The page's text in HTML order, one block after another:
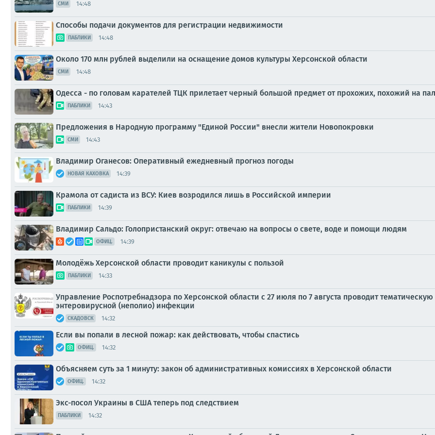
СМИ 14:48
Способы подачи документов для регистрации недвижимости
ПАБЛИКИ 14:48
Около 170 млн рублей выделили на оснащение домов культуры Херсонской области
СМИ 14:48
Одесса - по головам карателей ТЦК прилетает черный большой предмет от прохожих, похожий на
ПАБЛИКИ 14:43
Предложения в Народную программу "Единой России" внесли жители Новопокровки
СМИ 14:43
Владимир Оганесов: Оперативный ежедневный прогноз погоды
НОВАЯ КАХОВКА 14:39
Крамола от садиста из ВСУ: Киев возродился лишь в Российской империи
ПАБЛИКИ 14:39
Владимир Сальдо: Голопристанский округ: отвечаю на вопросы о свете, воде и помощи людям
ОФИЦ. 14:39
Молодёжь Херсонской области проводит каникулы с пользой
ПАБЛИКИ 14:33
Управление Роспотребнадзора по Херсонской области с 27 июля по 7 августа проводит
энтеровирусной (неполио) инфекции
СКАДОВСК 14:32
Если вы попали в лесной пожар: как действовать, чтобы спастись
ОФИЦ. 14:32
Объясняем суть за 1 минуту: закон об административных комиссиях в Херсонской области
ОФИЦ. 14:32
Экс-посол Украины в США теперь под следствием
ПАБЛИКИ 14:32